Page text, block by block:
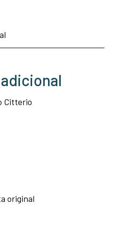
Citterio
original